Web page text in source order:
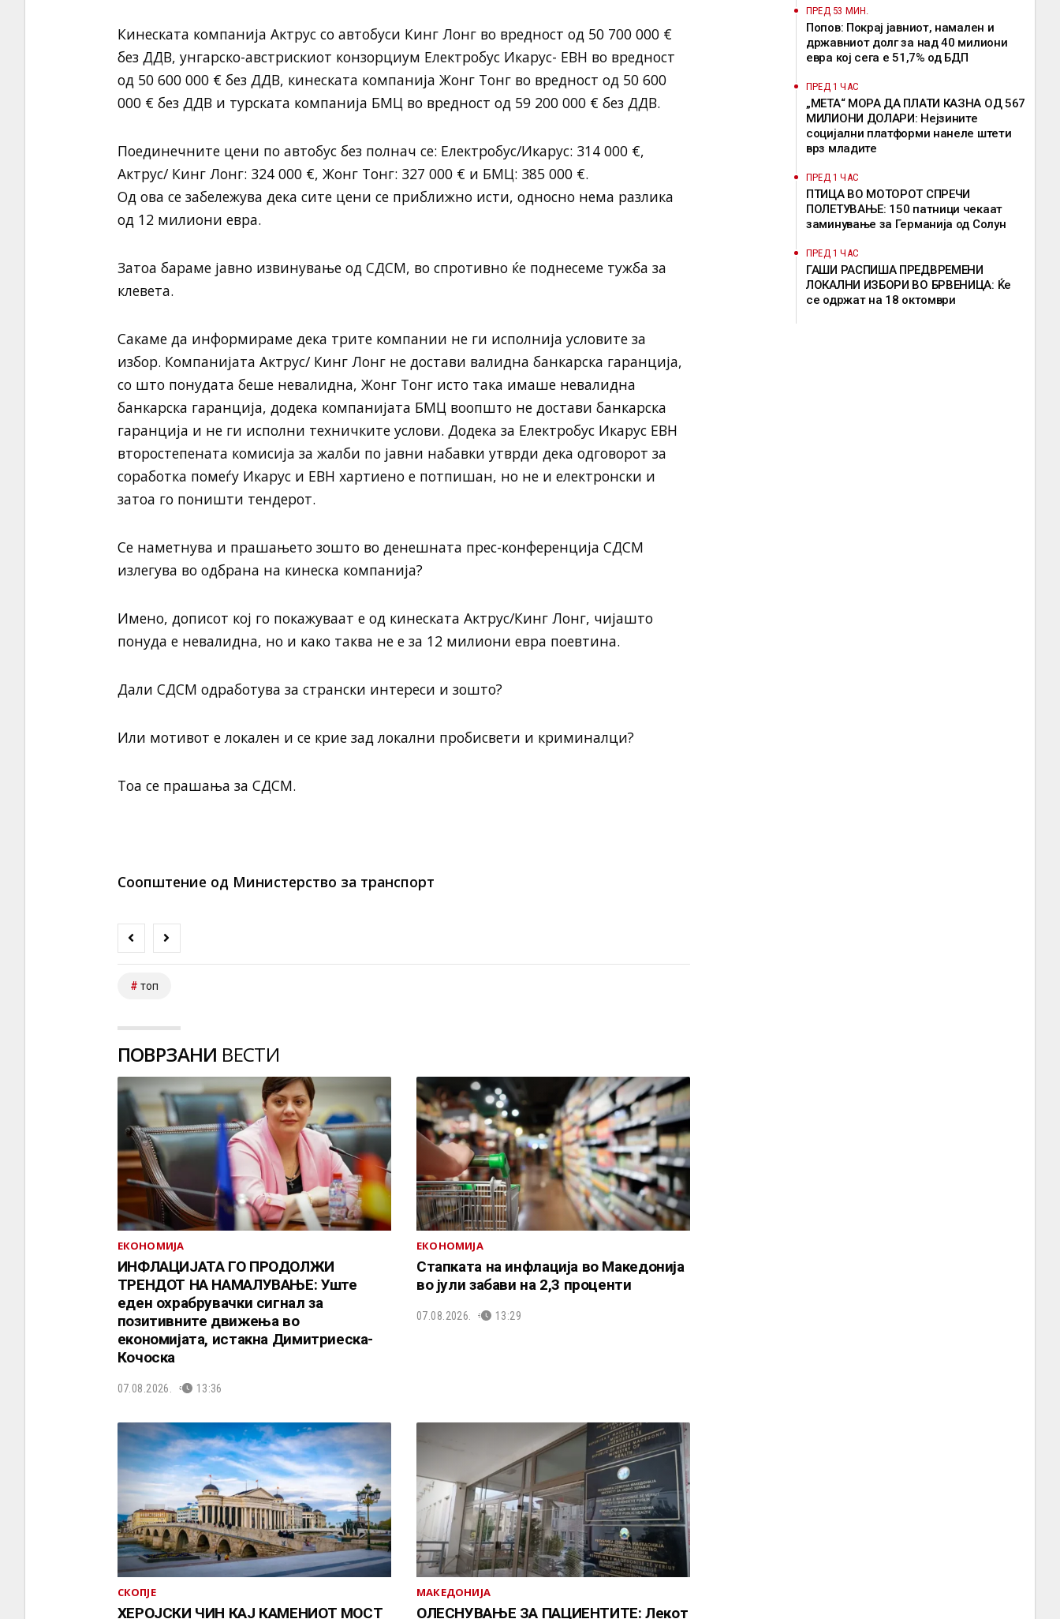
Кинеската компанија Актрус со автобуси Кинг Лонг во вредност од 50 700 000 €
без ДДВ, унгарско-австрискиот конзорциум Електробус Икарус- ЕВН во вредност
од 50 600 000 € без ДДВ, кинеската компанија Жонг Тонг во вредност од 50 600
000 € без ДДВ и турската компанија БМЦ во вредност од 59 200 000 € без ДДВ.
Поединечните цени по автобус без полнач се: Електробус/Икарус: 314 000 €,
Актрус/ Кинг Лонг: 324 000 €, Жонг Тонг: 327 000 € и БМЦ: 385 000 €.
Од ова се забележува дека сите цени се приближно исти, односно нема разлика
од 12 милиони евра.
Затоа бараме јавно извинување од СДСМ, во спротивно ќе поднесеме тужба за
клевета.
Сакаме да информираме дека трите компании не ги исполнија условите за
избор. Компанијата Актрус/ Кинг Лонг не достави валидна банкарска гаранција,
со што понудата беше невалидна, Жонг Тонг исто така имаше невалидна
банкарска гаранција, додека компанијата БМЦ воопшто не достави банкарска
гаранција и не ги исполни техничките услови. Додека за Електробус Икарус ЕВН
второстепената комисија за жалби по јавни набавки утврди дека одговорот за
соработка помеѓу Икарус и ЕВН хартиено е потпишан, но не и електронски и
затоа го поништи тендерот.
Се наметнува и прашањето зошто во денешната прес-конференција СДСМ
излегува во одбрана на кинеска компанија?
Имено, дописот кој го покажуваат е од кинеската Актрус/Кинг Лонг, чијашто
понуда е невалидна, но и како таква не е за 12 милиони евра поевтина.
Дали СДСМ одработува за странски интереси и зошто?
Или мотивот е локален и се крие зад локални пробисвети и криминалци?
Тоа се прашања за СДСМ.
Соопштение од Министерство за транспорт
топ
ПОВРЗАНИ ВЕСТИ
ЕКОНОМИЈА
ИНФЛАЦИЈАТА ГО ПРОДОЛЖИ
ТРЕНДОТ НА НАМАЛУВАЊЕ: Уште
еден охрабрувачки сигнал за
позитивните движења во
економијата, истакна Димитриеска-
Кочоска
07.08.2026. 13:36
ЕКОНОМИЈА
Стапката на инфлација во Македонија
во јули забави на 2,3 проценти
07.08.2026. 13:29
СКОПЈЕ
ХЕРОЈСКИ ЧИН КАЈ КАМЕНИОТ МОСТ
МАКЕДОНИЈА
ОЛЕСНУВАЊЕ ЗА ПАЦИЕНТИТЕ: Лекот
ПРЕД 53 МИН.
Попов: Покрај јавниот, намален и
државниот долг за над 40 милиони
евра кој сега е 51,7% од БДП
ПРЕД 1 ЧАС
„МЕТА“ МОРА ДА ПЛАТИ КАЗНА ОД 567
МИЛИОНИ ДОЛАРИ: Нејзините
социјални платформи нанеле штети
врз младите
ПРЕД 1 ЧАС
ПТИЦА ВО МОТОРОТ СПРЕЧИ
ПОЛЕТУВАЊЕ: 150 патници чекаат
заминување за Германија од Солун
ПРЕД 1 ЧАС
ГАШИ РАСПИША ПРЕДВРЕМЕНИ
ЛОКАЛНИ ИЗБОРИ ВО БРВЕНИЦА: Ќе
се одржат на 18 октомври